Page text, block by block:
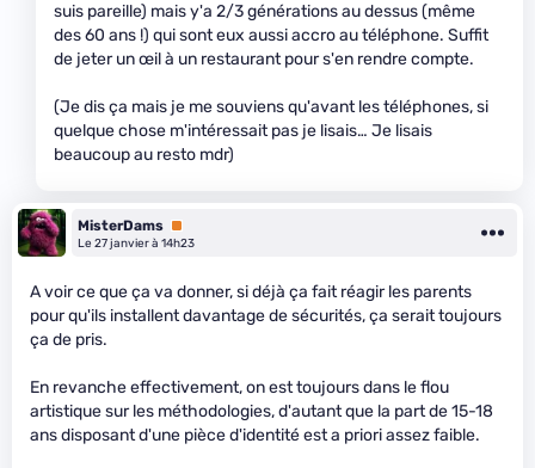
suis pareille) mais y'a 2/3 générations au dessus (même
des 60 ans !) qui sont eux aussi accro au téléphone. Suffit
de jeter un œil à un restaurant pour s'en rendre compte.
(Je dis ça mais je me souviens qu'avant les téléphones, si
quelque chose m'intéressait pas je lisais… Je lisais
beaucoup au resto mdr)
MisterDams Premium
Le 27 janvier à 14h23
A voir ce que ça va donner, si déjà ça fait réagir les parents
pour qu'ils installent davantage de sécurités, ça serait toujours
ça de pris.
En revanche effectivement, on est toujours dans le flou
artistique sur les méthodologies, d'autant que la part de 15-18
ans disposant d'une pièce d'identité est a priori assez faible.